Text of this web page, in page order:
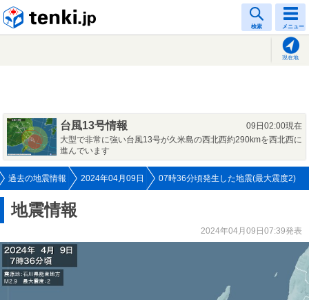
検索 メニュー
現在地
台風13号情報
09日02:00現在
大型で非常に強い台風13号が久米島の西北西約290kmを西北西に
進んでいます
過去の地震情報 2024年04月09日 07時36分頃発生した地震(最大震度2)
地震情報
2024年04月09日07:39発表